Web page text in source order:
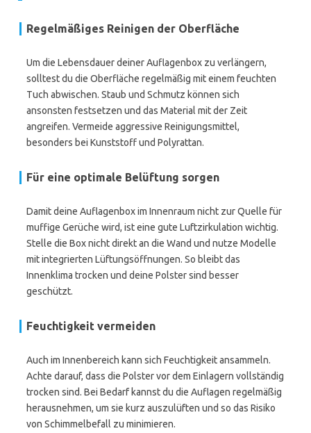
Regelmäßiges Reinigen der Oberfläche
Um die Lebensdauer deiner Auflagenbox zu verlängern,
solltest du die Oberfläche regelmäßig mit einem feuchten
Tuch abwischen. Staub und Schmutz können sich
ansonsten festsetzen und das Material mit der Zeit
angreifen. Vermeide aggressive Reinigungsmittel,
besonders bei Kunststoff und Polyrattan.
Für eine optimale Belüftung sorgen
Damit deine Auflagenbox im Innenraum nicht zur Quelle für
muffige Gerüche wird, ist eine gute Luftzirkulation wichtig.
Stelle die Box nicht direkt an die Wand und nutze Modelle
mit integrierten Lüftungsöffnungen. So bleibt das
Innenklima trocken und deine Polster sind besser
geschützt.
Feuchtigkeit vermeiden
Auch im Innenbereich kann sich Feuchtigkeit ansammeln.
Achte darauf, dass die Polster vor dem Einlagern vollständig
trocken sind. Bei Bedarf kannst du die Auflagen regelmäßig
herausnehmen, um sie kurz auszulüften und so das Risiko
von Schimmelbefall zu minimieren.